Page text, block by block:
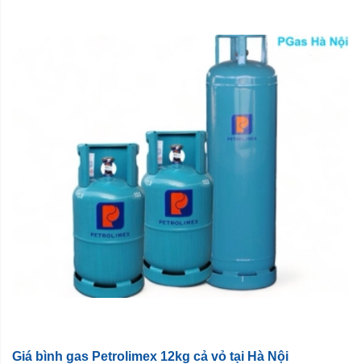
Giá bình gas Petrolimex 12kg cả vỏ tại Hà Nội